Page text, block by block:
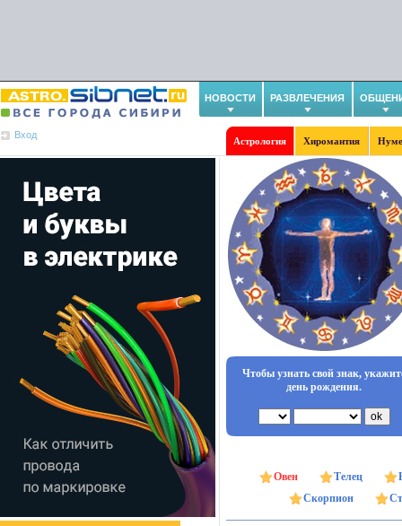
НОВОСТИ РАЗВЛЕЧЕНИЯ
Вход
Астрология Хиромантия
Чтобы узнать свой знак,
день рождения.
Овен Телец
Скорпион